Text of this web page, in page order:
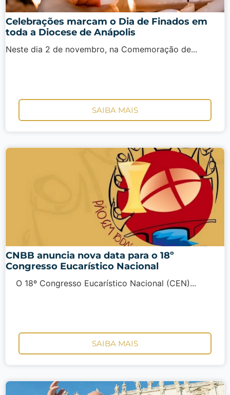
Celebrações marcam o Dia de Finados em
toda a Diocese de Anápolis
Neste dia 2 de novembro, na Comemoração de...
SAIBA MAIS
CNBB anuncia nova data para o 18º
Congresso Eucarístico Nacional
O 18º Congresso Eucarístico Nacional (CEN)...
SAIBA MAIS